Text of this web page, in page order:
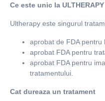
Ce este unic la ULTHERAPY
Ultherapy este singurul
aprobat de FDA pentru
aprobat FDA pentru
aprobat FDA pentru
tratamentului.
Cat dureaza un tratament